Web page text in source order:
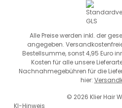
© 2026 Klier Hair
KI-Hinweis
Alle Preise werden inkl. der
angegeben.
Bestellsumme, sonst 4,95 Euro
Kosten für alle unsere
Nachnahmegebühren für die
hier: